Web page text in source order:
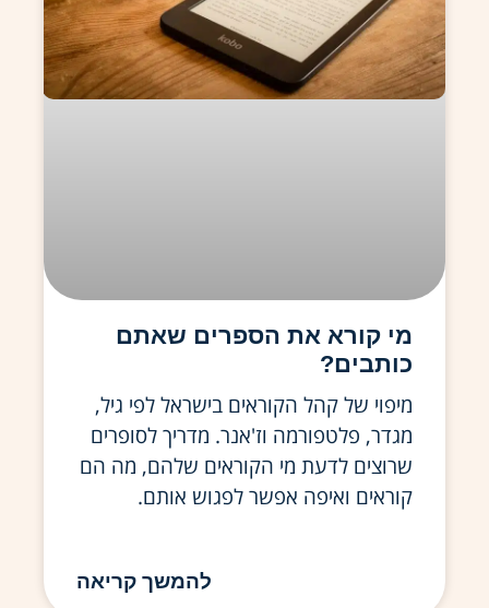
מי קורא את הספרים שאתם
כותבים?
מיפוי של קהל הקוראים בישראל לפי גיל,
מגדר, פלטפורמה וז'אנר. מדריך לסופרים
שרוצים לדעת מי הקוראים שלהם, מה הם
קוראים ואיפה אפשר לפגוש אותם.
להמשך קריאה